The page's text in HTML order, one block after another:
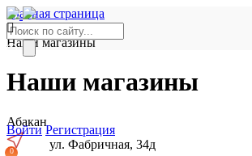
Войти Регистрация
0
Главная страница
Наши магазины
Наши магазины
Абакан
ул. Фабричная, 34д